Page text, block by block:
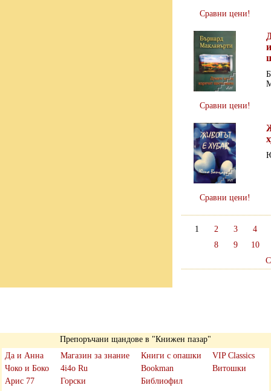
Сравни цени!
Сравни цени!
Сравни цени!
1 2 3
4
8
9 10
Препоръчани щандове в "Книжен пазар"
Да и Анна
Чоко и Боко
Арис 77
Магазин за знание
4i4o Ru
Горски
Книги с опашки
Bookman
Библиофил
VIP Classics
Витошки